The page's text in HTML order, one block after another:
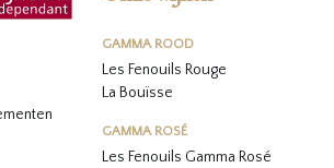
GAMMA ROOD
Les Fenouils Rouge
La Bouïsse
GAMMA ROSÉ
Les Fenouils Gamma Rosé